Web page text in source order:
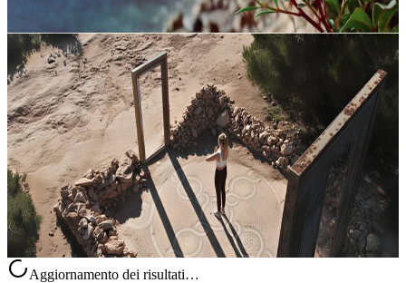
Ritiro di un Giorno a Ibiza
Un modo più dolce per scoprire Ibiza e ritrovare una sensazione di
leggerezza. One Day Retreat Ibiza propone un’esperienza wellness
curata con attenzione, con diverse possibilità che spaziano da ritir...
Su richiesta
Jesús, Spagna
Aggiornamento dei risultati…